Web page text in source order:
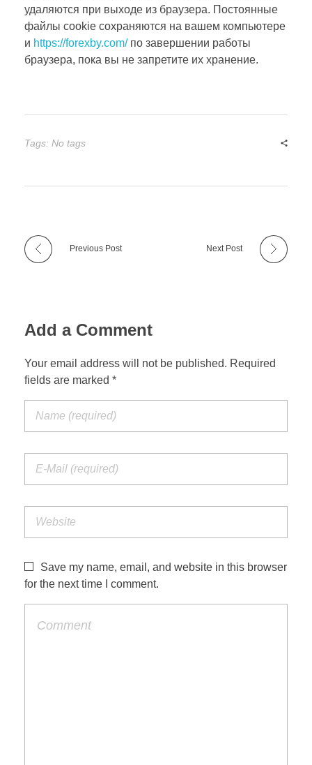
удаляются при выходе из браузера. Постоянные
файлы cookie сохраняются на вашем компьютере
и https://forexby.com/по завершении работы
браузера, пока вы не запретите их хранение.
Tags: No tags
Previous Post Next Post
Add a Comment
Your email address will not be published. Required
fields are marked *
Save my name, email, and website in this browser
for the next time I comment.